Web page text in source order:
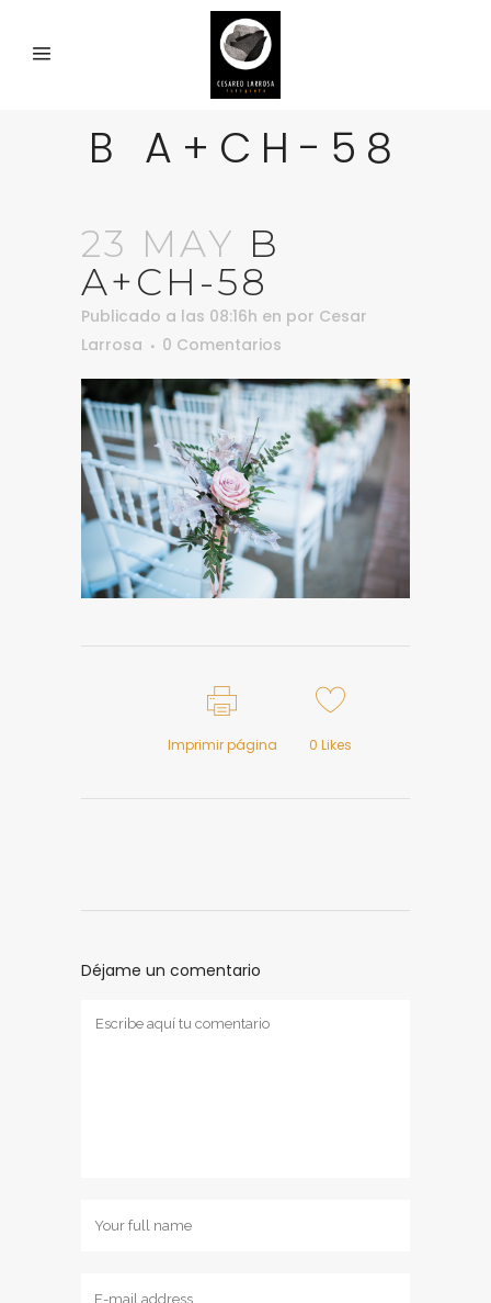
B A+CH-58
23 MAY B
A+CH-58
Publicado a las 08:16h en por Cesar
Larrosa
0 Comentarios
Imprimir página 0 Likes
Déjame un comentario